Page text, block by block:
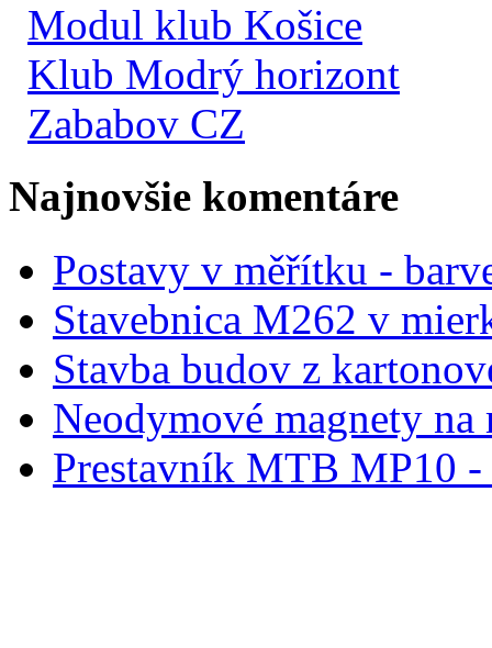
Modul klub Košice
Klub Modrý horizont
Zababov CZ
Najnovšie komentáre
Postavy v měřítku -
Stavebnica M262 v
Stavba budov z
Neodymové magnety na
Prestavník MTB MP10